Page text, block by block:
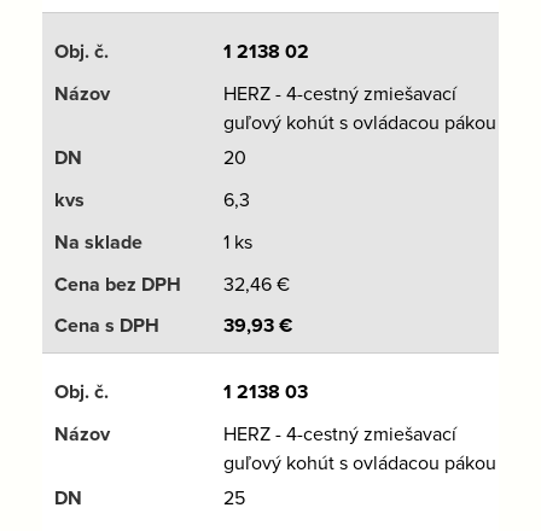
1 2138 02
HERZ - 4-cestný zmiešavací
guľový kohút s ovládacou pákou
20
6,3
1 ks
32,46€
39,93€
1 2138 03
HERZ - 4-cestný zmiešavací
guľový kohút s ovládacou pákou
25